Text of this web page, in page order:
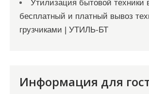
Утилизация бытовой
бесплатный и платный вывоз
грузчиками | УТИЛЬ-БТ
Информация для